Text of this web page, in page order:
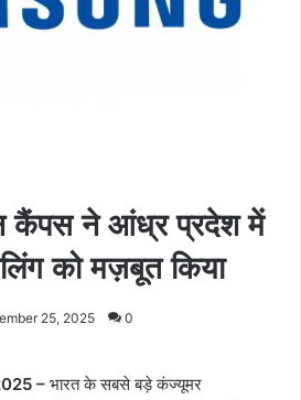
कैंपस ने आंध्र प्रदेश में
को मज़बूत किया
25, 2025 0
– भारत के सबसे बड़े कंज्यूमर